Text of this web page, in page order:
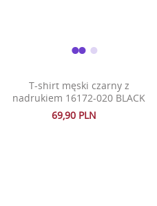
T-shirt męski czarny z
nadrukiem 16172-020 BLACK
69,90 PLN